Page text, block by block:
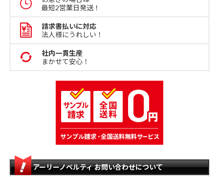
最短2営業日発送！
請求書払いに対応
法人様にうれしい！
社内一貫生産
まかせて安心！
アーリーノベルティ お問い合わせについて